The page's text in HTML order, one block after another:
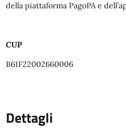
della piattaforma PagoPA e
CUP
B61F22002660006
Dettagli